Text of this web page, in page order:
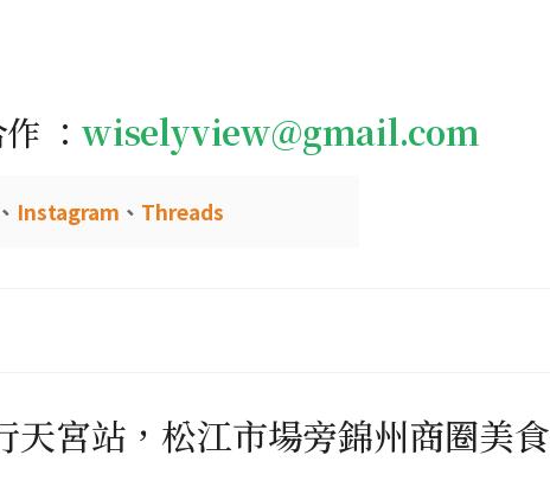
： wiselyview@gmail.com
Instagram 、 Threads
天宮站，松江市場旁錦州商圈美食